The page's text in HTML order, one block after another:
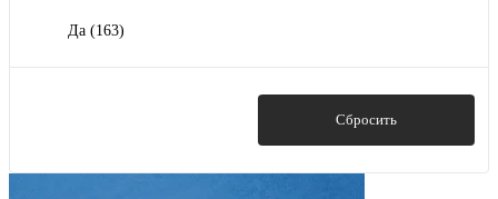
Да (163)
Сбросить